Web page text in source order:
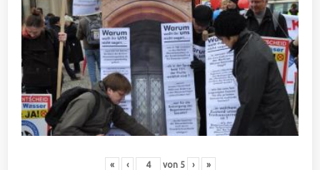
« ‹ von 5 › »